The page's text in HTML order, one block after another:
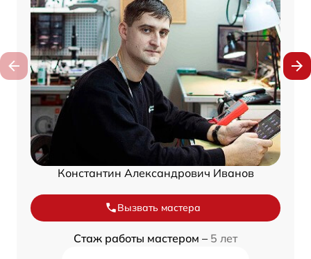
Константин Александрович Иванов
Вызвать мастера
Стаж работы мастером – 5 лет